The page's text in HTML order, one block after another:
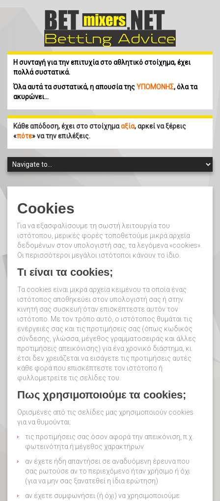
Η συνταγή για την επιτυχία στο αθλητικό στοίχημα, έχει
πολλά συστατικά.
Όλα αυτά τα συστατικά, η απουσία τηςΥΠΟΜΟΝΗΣ, όλα τα
ακυρώνει…
Κάθε απόδοση, έχει στο στοίχημααξία, αρκεί να ξέρεις
«πότε» να την επιλέξεις.
Cookies
Για να εξασφαλίσουμε τη σωστή λειτουργία του
ιστότοπου, μερικές φορές τοποθετούμε μικρά αρχεία
δεδομένων στον υπολογιστή σας, τα λεγόμενα «cookies».
Οι περισσότεροι μεγάλοι ιστότοποι κάνουν το ίδιο.
Τι είναι τα cookies;
Τα cookies είναι μικρά αρχεία κειμένου τα οποία ένας
ιστότοπος αποθηκεύει στον υπολογιστή σας ή στην
κινητή σας συσκευή όταν επισκέπτεστε αυτόν τον
ιστότοπο. Με τον τρόπο αυτό, ο ιστότοπος θυμάται τις
ενέργειές σας και τις προτιμήσεις σας (όπως κωδικός
σύνδεσης, γλώσσα, μέγεθος γραμματοσειράς και άλλες
προτιμήσεις απεικόνισης) για ένα χρονικό διάστημα, κι
έτσι δεν χρειάζεται να εισάγετε τις προτιμήσεις αυτές
κάθε φορά που επισκέπτεστε τον ιστότοπο ή
φυλλομετρείτε τις σελίδες του.
Πως χρησιμοποιούμε τα cookies;
Ορισμένες από τις σελίδες μας χρησιμοποιούν cookies
για να θυμούνται:
τις προτιμήσεις σας όσον αφορά την απεικόνιση, π.χ.
φωτεινότητα ή μέγεθος χαρακτήρων
αν έχετε ήδη απαντήσει σε αναδυόμενη έρευνα που
σας ρωτούσε αν το περιεχόμενο ήταν χρήσιμο ή όχι
(για να μην σας ξανατεθεί η ίδια ερώτηση)
αν έχετε συμφωνήσει (ή όχι) να χρησιμοποιούμε